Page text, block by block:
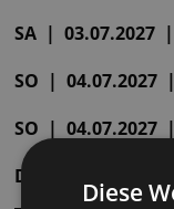
SA | 03.07.2027
SO | 04.07.2027
SO | 04.07.2027
DI | 06.07.2027 |
Diese